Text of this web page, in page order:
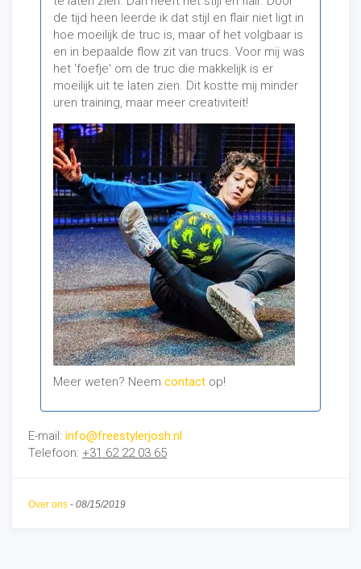
de tijd heen leerde ik dat stijl en flair niet ligt in
hoe moeilijk de truc is, maar of het volgbaar is
en in bepaalde flow zit van trucs. Voor mij was
het 'foefje' om de truc die makkelijk is er
moeilijk uit te laten zien. Dit kostte mij minder
uren training, maar meer creativiteit!
Meer weten? Neem contact op!
E-mail: info@freestylerjosh.nl
Telefoon: +31 62 22 03 65
Over ons - 08/15/2019